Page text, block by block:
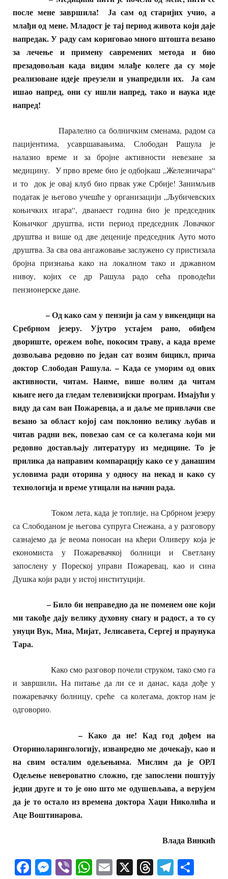
после мене завршила! Ја сам од старијих учио, а
млађи од мене. Младост је тај период живота који даје
напредак. У раду сам кориговао много штошта везано
за лечење и примену савремених метода и био
презадовољан када видим млађе колеге да су моје
реализоване идеје преузели и унапредили их. Ја сам
ишао напред, они су ишли напред, тако и наука иде
напред!
Паралелно са болничким сменама, радом са
пацијентима, усавршавањима, Слободан Рашула је
налазио време и за бројне активности невезане за
медицину. У прво време био је одбојкаш „Железничара“
и то док је овај клуб био првак уже Србије! Занимљив
податак је његово учешће у организацији „Љубичевских
коњичких игара“, дванаест година био је председник
Коњичког друштва, исти период председник Ловачког
друштва и више од две деценије председник Ауто мото
друштва. За сва ова ангажовање заслужено су пристизала
бројна признања како на локалном тако и државном
нивоу, којих се др Рашула радо сећа проводећи
пензионерске дане.
– Од како сам у пензији ја сам у викендици на
Сребрном језеру. Ујутро устајем рано, обиђем
двориште, орежем воће, покосим траву, а када време
дозвољава редовно по један сат возим бицикл, прича
доктор Слободан Рашула. – Када се уморим од ових
активности, читам. Наиме, више волим да читам
књиге него да гледам телевизијски програм. Имајући у
виду да сам ван Пожаревца, а и даље ме привлачи све
везано за област којој сам поклонио велику љубав и
читав радни век, повезао сам се са колегама који ми
редовно достављају литературу из медицине. То је
прилика да направим компарацију како се у данашим
условима ради оторина у односу на некад и како су
технологија и време утицали на начин рада.
Током лета, када је топлије, на Србрном језеру
са Слободаном је његова супруга Снежана, а у разговору
сазнајемо да је веома поносан на кћери Оливеру која је
економиста у Пожаревачкој болници и Светлану
запослену у Пореској управи Пожаревац, као и сина
Душка који ради у истој институцији.
– Било би неправедно да не поменем оне који
ми такође дају велику духовну снагу и радост, а то су
унуци Вук, Миа, Мијат, Јелисавета, Сергеј и праунука
Тара.
Како смо разговор почели струком, тако смо га
и завршили. На питање да ли се и данас, када дође у
пожаревачку болницу, среће са колегама, доктор нам је
одговорио.
– Како да не! Кад год дођем на
Оториноларингологију, изванредно ме дочекају, као и
на свим осталим одељењима. Мислим да је ОРЛ
Одељење невероватно сложно, где запослени поштују
једни друге и то је оно што ме одушевљава, а верујем
да је то остало из времена доктора Хаџи Николића и
Аце Воштинарова.
Влада Винкић
Facebook
Messenger
ViberWhatsApp
Email
X Threads